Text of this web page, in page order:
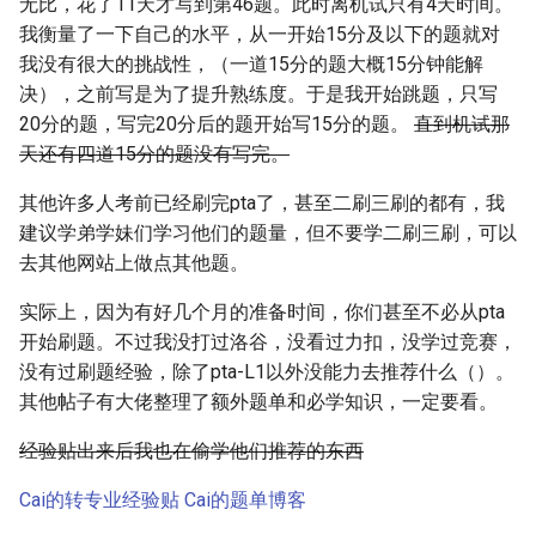
我衡量了一下自己的水平，从一开始15分及以下的题就对
我没有很大的挑战性，（一道15分的题大概15分钟能解
决），之前写是为了提升熟练度。于是我开始跳题，只写
20分的题，写完20分后的题开始写15分的题。 直到机试那
天还有四道15分的题没有写完。
其他许多人考前已经刷完pta了，甚至二刷三刷的都有，我
建议学弟学妹们学习他们的题量，但不要学二刷三刷，可以
去其他网站上做点其他题。
实际上，因为有好几个月的准备时间，你们甚至不必从pta
开始刷题。不过我没打过洛谷，没看过力扣，没学过竞赛，
没有过刷题经验，除了pta-L1以外没能力去推荐什么（）。
其他帖子有大佬整理了额外题单和必学知识，一定要看。
经验贴出来后我也在偷学他们推荐的东西
Cai的转专业经验贴 Cai的题单博客